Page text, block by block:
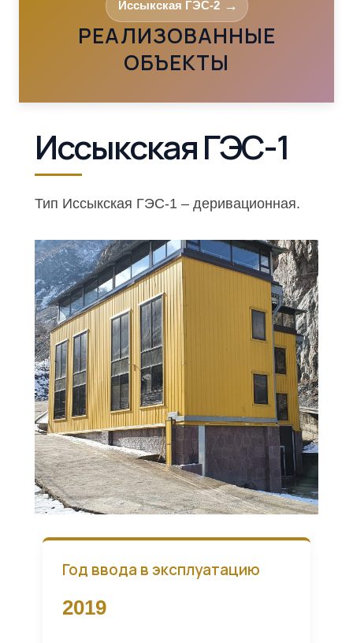
Иссыкская ГЭС-2
РЕАЛИЗОВАННЫЕ
ОБЪЕКТЫ
Иссыкская ГЭС-1
Тип Иссыкская ГЭС-1 – деривационная.
Год ввода в эксплуатацию
2019